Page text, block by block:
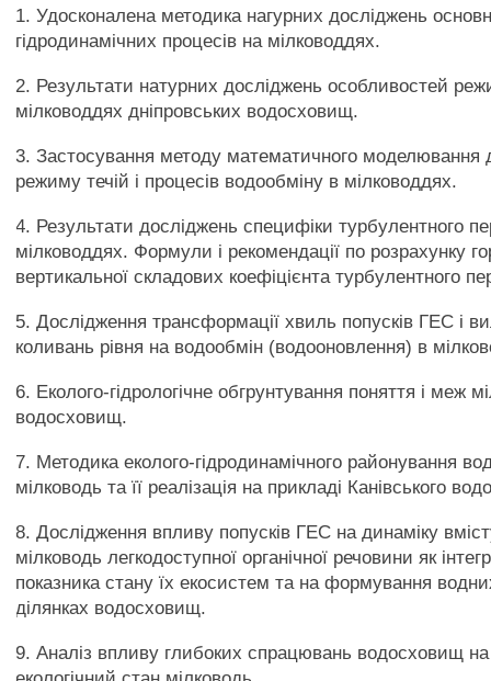
1. Удосконалена методика нагурних досліджень
гідродинамічних процесів на мілководдях.
2. Результати натурних досліджень особливостей
мілководдях дніпровських водосховищ.
3. Застосування методу математичного моделювання
режиму течій і процесів водообміну в мілководдях.
4. Результати досліджень специфіки турбулентного
мілководдях. Формули і рекомендації по розрахунку
вертикальної складових коефіцієнта турбулентного
5. Дослідження трансформації хвиль попусків ГЕС і
коливань рівня на водообмін (водооновлення) в
6. Еколого-гідрологічне обгрунтування поняття і меж
водосховищ.
7. Методика еколого-гідродинамічного районування
мілководь та її реалізація на прикладі Канівського
8. Дослідження впливу попусків ГЕС на динаміку
мілководь легкодоступної органічної речовини як
показника стану їх екосистем та на формування
ділянках водосховищ.
9. Аналіз впливу глибоких спрацювань водосховищ